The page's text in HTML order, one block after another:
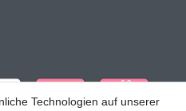
Technologien auf unserer